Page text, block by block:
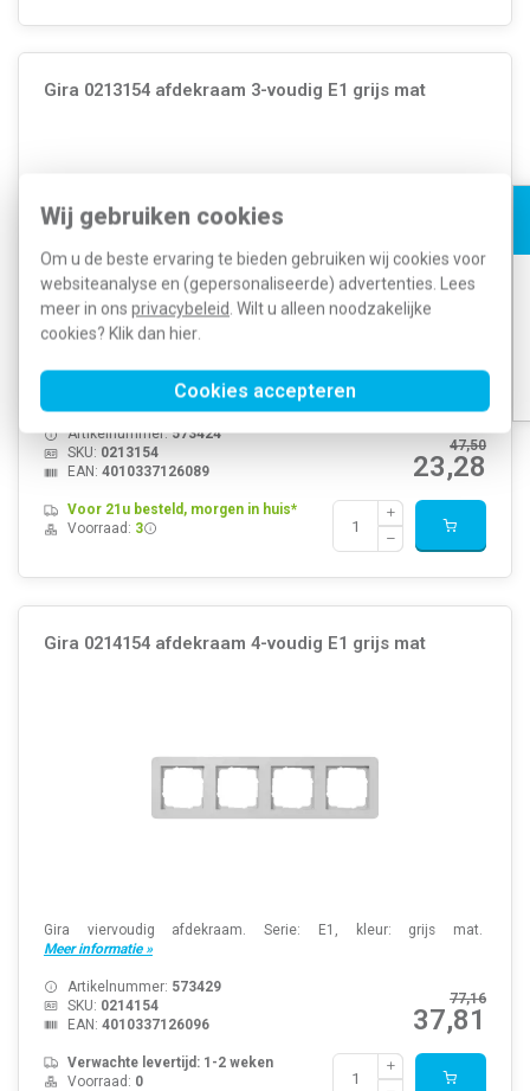
Wij gebruiken cookies
Om u de beste ervaring te bieden gebruiken wij cookies voor
websiteanalyse en (gepersonaliseerde) advertenties. Lees
meer in ons privacybeleid . Wilt u alleen noodzakelijke
cookies? Klik dan hier
Cookies accepteren
Gira 0213154 afdekraam 3-voudig E1 grijs mat
Gira drievoudig afdekraam. Serie: E1, kleur: grijs mat.
47,50
23,28
Artikelnummer:573424
SKU: 0213154
EAN: 4010337126089
Voor 21u besteld, morgen in huis*
Voorraad: 3
Gira 0214154 afdekraam 4-voudig E1 grijs mat
Gira viervoudig afdekraam. Serie: E1, kleur: grijs mat.
Meer informatie »
77,16
37,81
Artikelnummer: 573429
SKU: 0214154
EAN: 4010337126096
Verwachte levertijd: 1-2 weken
Voorraad: 0